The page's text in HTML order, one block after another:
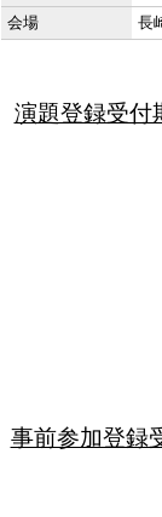
会場
長
演題登録受付
事前参加登録